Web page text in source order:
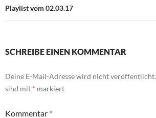
Playlist vom 02.03.17
SCHREIBE EINEN KOMMENTAR
Deine E-Mail-Adresse wird nicht veröffentlicht.
sind mit * markiert
Kommentar *